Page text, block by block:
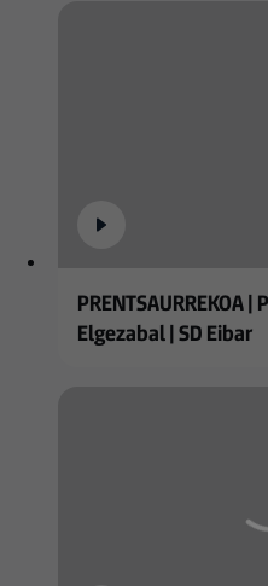
PRENTSAURREKOA
Elgezabal | SD Eibar